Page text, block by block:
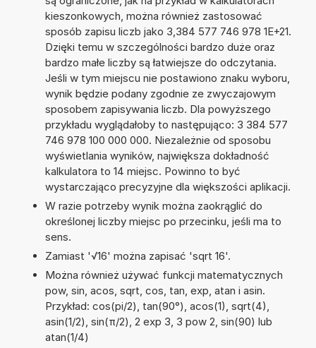
kieszonkowych, można również zastosować
sposób zapisu liczb jako 3,384 577 746 978 1E+21.
Dzięki temu w szczególności bardzo duże oraz
bardzo małe liczby są łatwiejsze do odczytania.
Jeśli w tym miejscu nie postawiono znaku wyboru,
wynik będzie podany zgodnie ze zwyczajowym
sposobem zapisywania liczb. Dla powyższego
przykładu wyglądałoby to następująco: 3 384 577
746 978 100 000 000. Niezależnie od sposobu
wyświetlania wyników, największa dokładność
kalkulatora to 14 miejsc. Powinno to być
wystarczająco precyzyjne dla większości aplikacji.
W razie potrzeby wynik można zaokrąglić do
określonej liczby miejsc po przecinku, jeśli ma to
sens.
Zamiast '√16' można zapisać 'sqrt 16'.
Można również używać funkcji matematycznych
pow, sin, acos, sqrt, cos, tan, exp, atan i asin.
Przykład: cos(pi/2), tan(90°), acos(1), sqrt(4),
asin(1/2), sin(π/2), 2 exp 3, 3 pow 2, sin(90) lub
atan(1/4)